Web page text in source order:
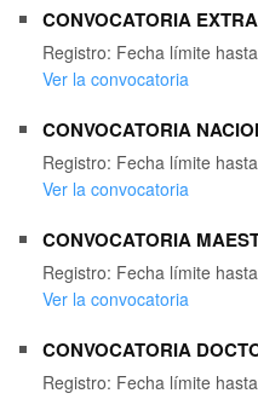
CONVOCATORIA
Registro: Fecha límite
Ver la convocatoria
CONVOCATORIA
Registro: Fecha límite
Ver la convocatoria
CONVOCATORIA
Registro: Fecha límite
Ver la convocatoria
CONVOCATORIA
Registro: Fecha límite